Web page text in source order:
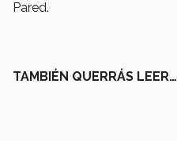
Pared.
TAMBIÉN QUERRÁS LEER…